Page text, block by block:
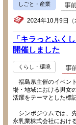
しごと・産業
2024年10月9日（
「キラっとふく
開催しました
くらし・環境
福島県主催のイベン
場・地域における男女
活躍をテーマとした標
シンポジウムでは、
永乳業株式会社におけ